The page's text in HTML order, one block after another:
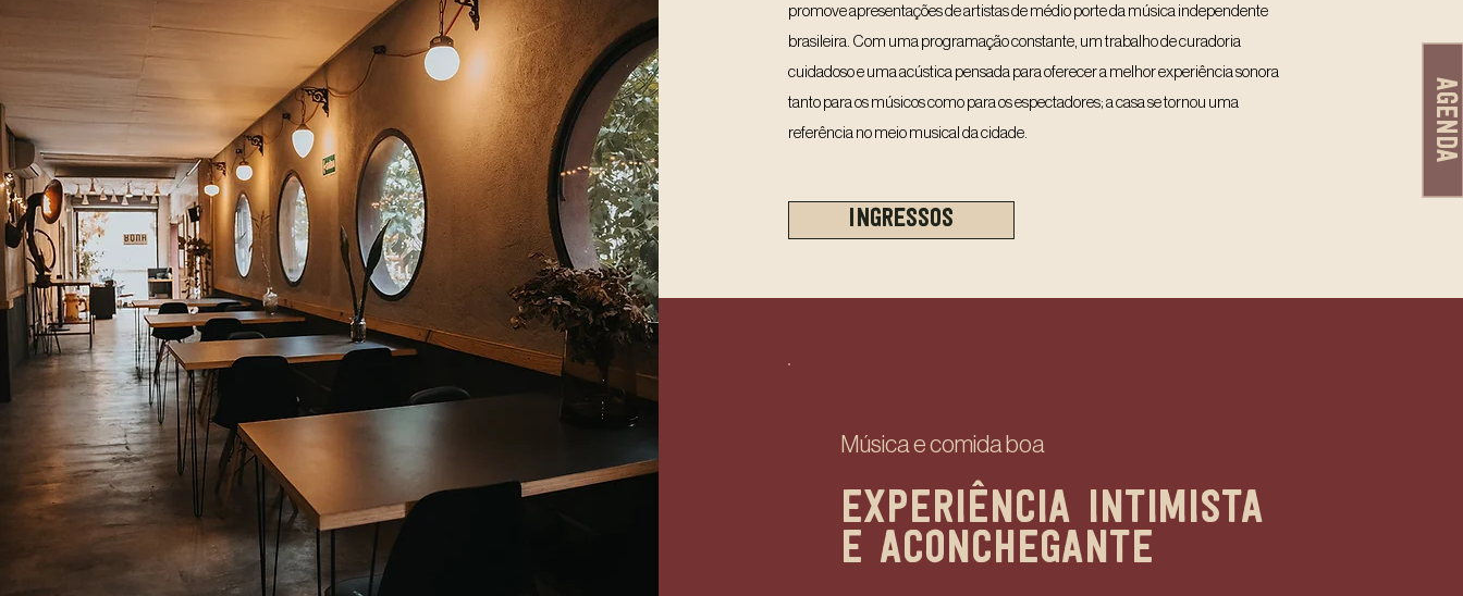
Agenda
promove apresentações de artistas de médio porte da música independente
brasileira. Com uma programação constante, um trabalho de curadoria
cuidadoso e uma acústica pensada para oferecer a melhor experiência sonora
tanto para os músicos como para os espectadores; a casa se tornou uma
referência no meio musical da cidade.
INGRESSOS
Música e comida boa
EXPERIÊNCIA INTIMISTA
E ACONCHEGANTE